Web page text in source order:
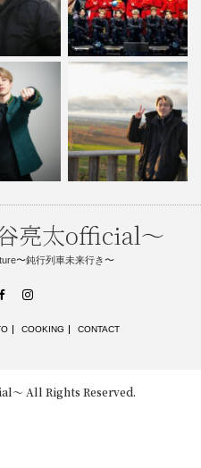
亮太official〜
〜鈍行列車未来行き〜
Facebook
COOKING CONTACT
〜 All Rights Reserved.